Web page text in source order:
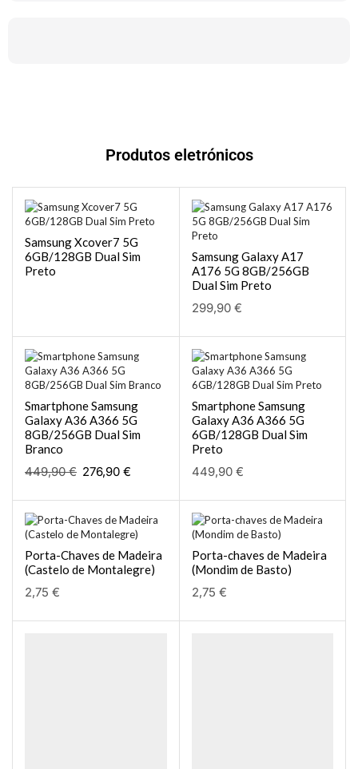
Produtos eletrónicos
Samsung Xcover7 5G
6GB/128GB Dual Sim
Preto
Samsung Galaxy A17
A176 5G 8GB/256GB
Dual Sim Preto
299,90 €
Smartphone Samsung
Galaxy A36 A366 5G
8GB/256GB Dual Sim
Branco
449,90€ 276,90 €
Smartphone Samsung
Galaxy A36 A366 5G
6GB/128GB Dual Sim
Preto
449,90 €
Porta-Chaves de Madeira
(Castelo de Montalegre)
2,75 €
Porta-chaves de Madeira
(Mondim de Basto)
2,75 €